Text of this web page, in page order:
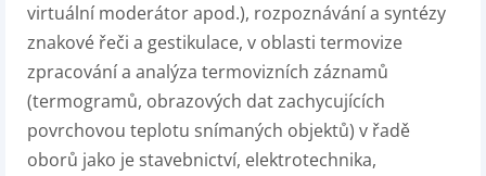
virtuální moderátor apod.), rozpoznávání a syntézy
znakové řeči a gestikulace, v oblasti termovize
zpracování a analýza termovizních záznamů
(termogramů, obrazových dat zachycujících
povrchovou teplotu snímaných objektů) v řadě
oborů jako je stavebnictví, elektrotechnika,